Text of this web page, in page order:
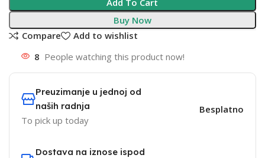
Buy Now
Compare
Add to wishlist
8 People watching this product now!
Preuzimanje u jednoj od
naših radnja
To pick up today
Besplatno
Dostava na iznose ispod